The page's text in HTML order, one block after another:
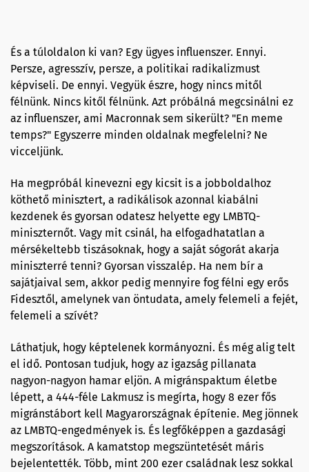
És a túloldalon ki van? Egy ügyes influenszer. Ennyi.
Persze, agresszív, persze, a politikai radikalizmust
képviseli. De ennyi. Vegyük észre, hogy nincs mitől
félnünk. Nincs kitől félnünk. Azt próbálná megcsinálni ez
az influenszer, ami Macronnak sem sikerült? "En meme
temps?" Egyszerre minden oldalnak megfelelni? Ne
vicceljünk.
Ha megpróbál kinevezni egy kicsit is a jobboldalhoz
köthető minisztert, a radikálisok azonnal kiabálni
kezdenek és gyorsan odatesz helyette egy LMBTQ-
miniszternőt. Vagy mit csinál, ha elfogadhatatlan a
mérsékeltebb tiszásoknak, hogy a saját sógorát akarja
miniszterré tenni? Gyorsan visszalép. Ha nem bír a
sajátjaival sem, akkor pedig mennyire fog félni egy erős
Fidesztől, amelynek van öntudata, amely felemeli a fejét,
felemeli a szívét?
Láthatjuk, hogy képtelenek kormányozni. És még alig telt
el idő. Pontosan tudjuk, hogy az igazság pillanata
nagyon-nagyon hamar eljön. A migránspaktum életbe
lépett, a 444-féle Lakmusz is megírta, hogy 8 ezer fős
migránstábort kell Magyarországnak építenie. Meg jönnek
az LMBTQ-engedmények is. És legfőképpen a gazdasági
megszorítások. A kamatstop megszüntetését máris
bejelentették. Több, mint 200 ezer családnak lesz sokkal